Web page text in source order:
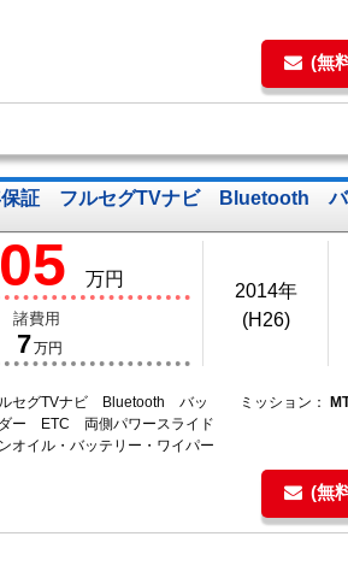
(無
証 フルセグTVナビ Bluetooth バ
万円
諸費用
7万円
2014年
(H26)
セグTVナビ Bluetooth バッ
ー ETC 両側パワースライド
イル・バッテリー・ワイパー
ミッション：
(無